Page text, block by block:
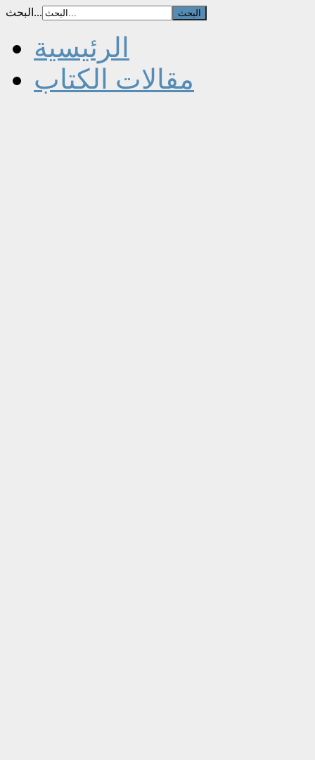
البحث...
الرئيسية
مقالات الكتاب